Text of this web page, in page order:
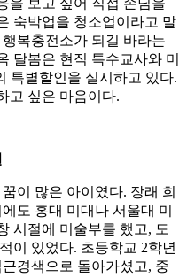
을 보고 싶어 직접 손님을
숙박업을 청소업이라고 말
복충전소가 되길 바라는
달봄은 현직 특수교사와 미
특별할인을 실시하고 있다.
고 싶은 마음이다.
이 많은 아이였다. 장래 희
도 홍대 미대나 서울대 미
시절에 미술부를 했고, 도
이 있었다. 초등학교 2학년
경색으로 돌아가셨고, 중